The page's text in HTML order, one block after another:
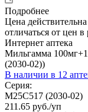
Подробнее
Цена
отличаться от цен
Интернет аптека
Мильгамма
(2030-02))
В наличии в 12
Серия:
M25C517 (2030-02)
211.65 руб./уп